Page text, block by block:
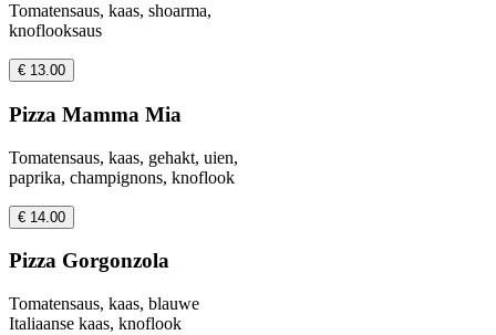
Tomatensaus, kaas, shoarma,
knoflooksaus
€ 13.00
Pizza Mamma Mia
Tomatensaus, kaas, gehakt, uien,
paprika, champignons, knoflook
€ 14.00
Pizza Gorgonzola
Tomatensaus, kaas, blauwe
Italiaanse kaas, knoflook